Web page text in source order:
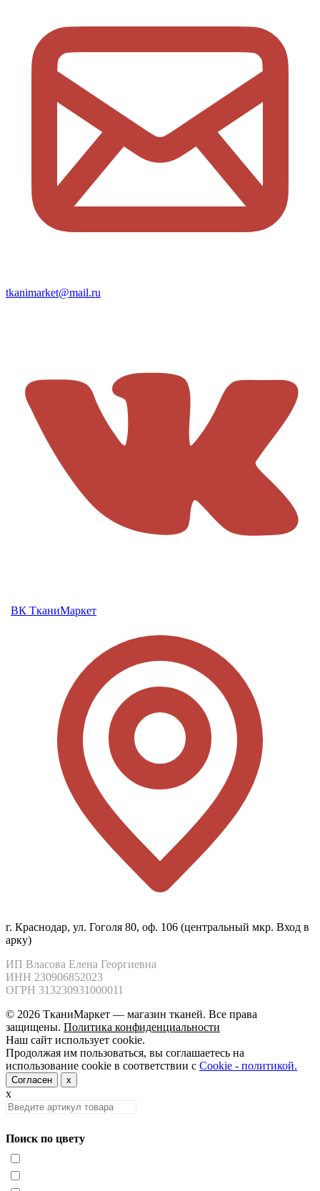
tkanimarket@mail.ru
ВК ТканиМаркет
г. Краснодар, ул. Гоголя 80, оф. 106 (центральный мкр. Вход в
арку)
ИП Власова Елена Георгиевна
ИНН 230906852023
ОГРН 313230931000011
© 2026 ТканиМаркет — магазин тканей. Все права
защищены. Политика конфиденциальности
Наш сайт использует cookie.
Продолжая им пользоваться, вы соглашаетесь на
использование cookie в соответствии с Cookie - политикой.
Согласен x
x
Поиск по цвету